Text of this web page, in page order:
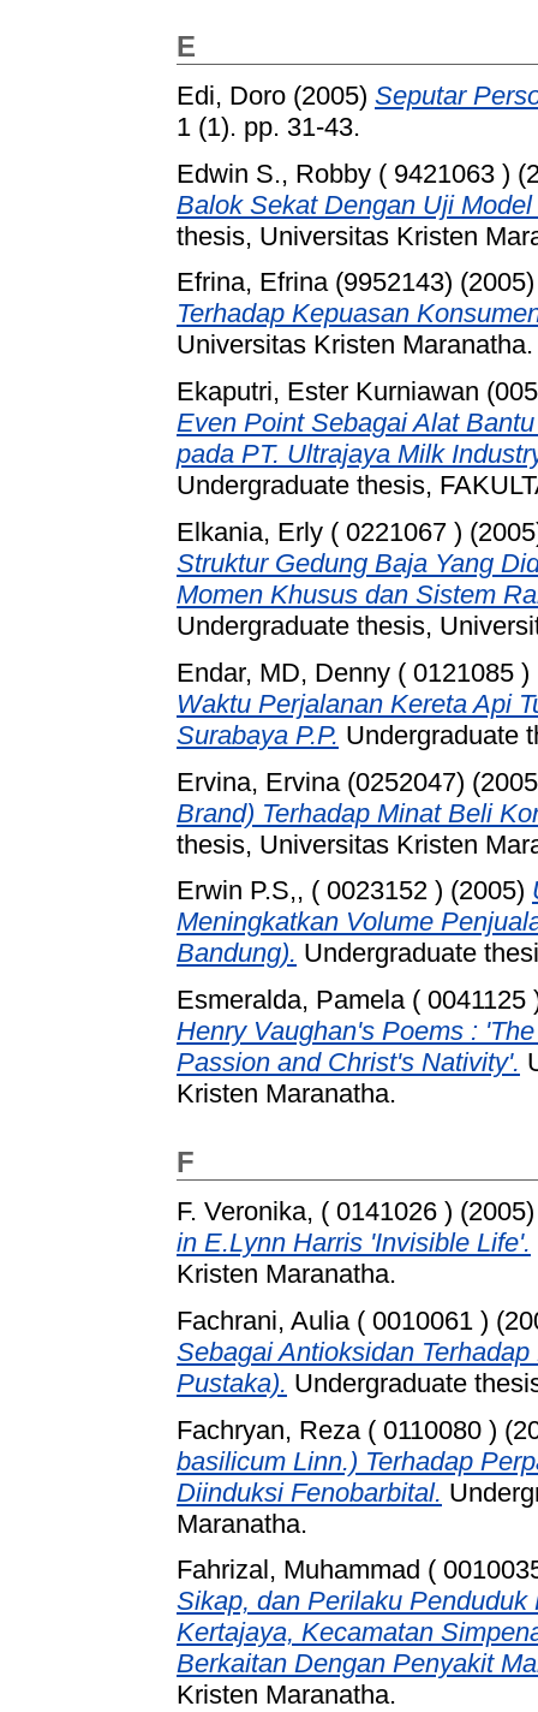
E
Edi, Doro (2005) Seputar
1 (1). pp. 31-43.
Edwin S., Robby ( 9421063 )
Balok Sekat Dengan Uji
thesis, Universitas Kristen
Efrina, Efrina (9952143)
Terhadap Kepuasan
Universitas Kristen Maranatha.
Ekaputri, Ester Kurniawan
Even Point Sebagai Alat
pada PT. Ultrajaya Milk
Undergraduate thesis,
Elkania, Erly ( 0221067 )
Struktur Gedung Baja Yang
Momen Khusus dan Sistem
Undergraduate thesis,
Endar, MD, Denny ( 0121085 )
Waktu Perjalanan Kereta Api
Surabaya P.P. Undergraduate
Ervina, Ervina (0252047)
Brand) Terhadap Minat Beli
thesis, Universitas Kristen
Erwin P.S,, ( 0023152 ) (2005)
Meningkatkan Volume
Bandung). Undergraduate
Esmeralda, Pamela ( 0041125
Henry Vaughan's Poems :
Passion and Christ's Nativity'.
Kristen Maranatha.
F
F. Veronika, ( 0141026 )
in E.Lynn Harris 'Invisible Life'.
Kristen Maranatha.
Fachrani, Aulia ( 0010061 )
Sebagai Antioksidan
Pustaka). Undergraduate
Fachryan, Reza ( 0110080 )
basilicum Linn.) Terhadap
Diinduksi Fenobarbital.
Maranatha.
Fahrizal, Muhammad (
Sikap, dan Perilaku
Kertajaya, Kecamatan
Berkaitan Dengan Penyakit
Kristen Maranatha.